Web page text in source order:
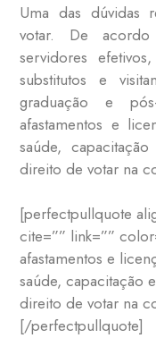
Uma das dúvidas
votar. De
servidores
substitutos e
graduação e
afastamentos e
saúde,
direito de votar na
[perfectpullquote
cite=”” link=””
afastamentos e
saúde, capacitação
direito de votar na
[/perfectpullquote]